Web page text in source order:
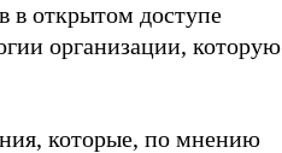
в открытом доступе
организации, которую
которые, по мнению